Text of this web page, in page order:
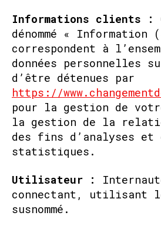
Informations clients :
dénommé «
correspondent à
données personnelles
d’être détenues par
https://
pour la gestion de
la gestion de la
des fins d’analyses et
statistiques.
Utilisateur :
connectant, utilisant
susnommé.